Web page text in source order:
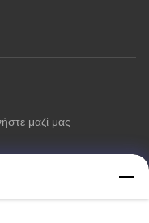
μαζί μας